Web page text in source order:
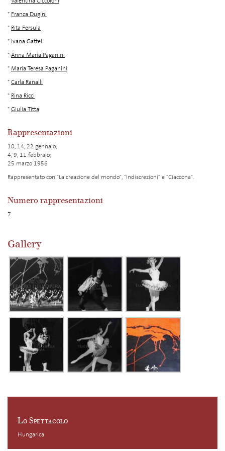
* Franca Dugini
* Rita Fersula
* Ivana Gattei
*Anna Maria Paganini
*Maria Teresa Paganini
*Carla Ranalli
* Rina Ricci
*Giulia Titta
Rappresentazioni
10, 14, 22 gennaio;
4, 9, 11 febbraio;
25 marzo 1956
Rappresentato con "La creazione del mondo", "Indiscrezioni" e "Ciaccona".
Numero rappresentazioni
7
Gallery
Lo Spettacolo
Hungarica